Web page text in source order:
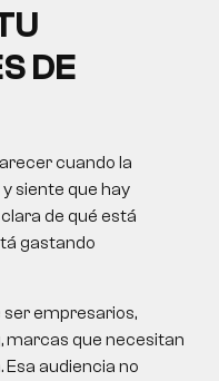
DE
cuando la
siente que hay
de qué está
gastando
ser empresarios,
marcas que necesitan
audiencia no